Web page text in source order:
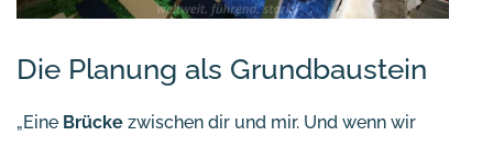
Die Planung als Grundbaustein
„Eine Brücke zwischen dir und mir. Und wenn wir